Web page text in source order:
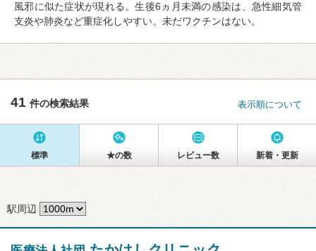
風邪に似た症状が現れる。生後6ヵ月未満の感染は、急性細気管
支炎や肺炎など重症化しやすい。未だワクチンはない。
41 件の検索結果 表示順について
標準 ★の数 レビュー数 新着・更新
駅周辺